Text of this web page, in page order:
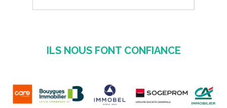
ILS NOUS FONT CONFIANCE